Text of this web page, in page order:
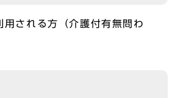
用される方（介護付有無問わ